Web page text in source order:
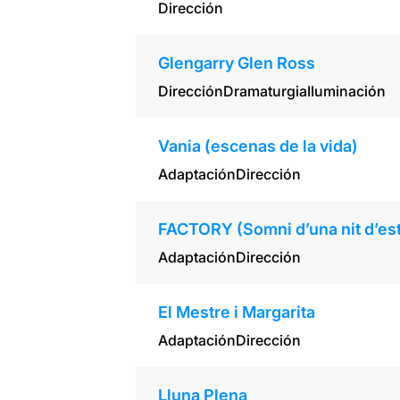
Dirección
Glengarry Glen Ross
DirecciónDramaturgiaIluminación
Vania (escenas de la vida)
AdaptaciónDirección
FACTORY (Somni d’una nit
AdaptaciónDirección
El Mestre i Margarita
AdaptaciónDirección
Lluna Plena